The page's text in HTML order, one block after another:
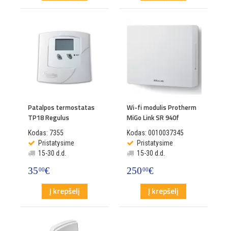
Patalpos termostatas
TP18 Regulus
Kodas: 7355
Pristatysime
15-30 d.d.
3500€
Į krepšelį
Wi-fi modulis Protherm
MiGo Link SR 940f
Kodas: 0010037345
Pristatysime
15-30 d.d.
25000€
Į krepšelį